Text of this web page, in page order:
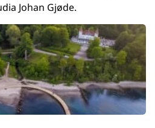
Johan Gjøde.